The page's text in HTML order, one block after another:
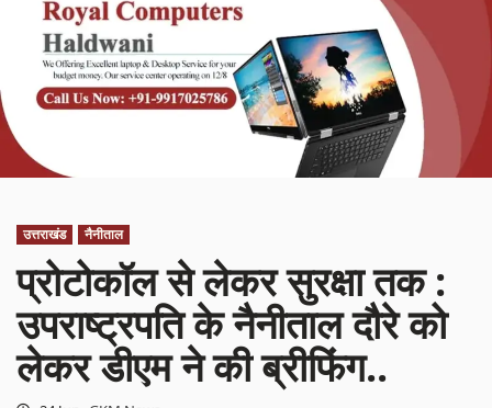
उत्तराखंड नैनीताल
प्रोटोकॉल से लेकर सुरक्षा तक :
उपराष्ट्रपति के नैनीताल दौरे को
लेकर डीएम ने की ब्रीफिंग..